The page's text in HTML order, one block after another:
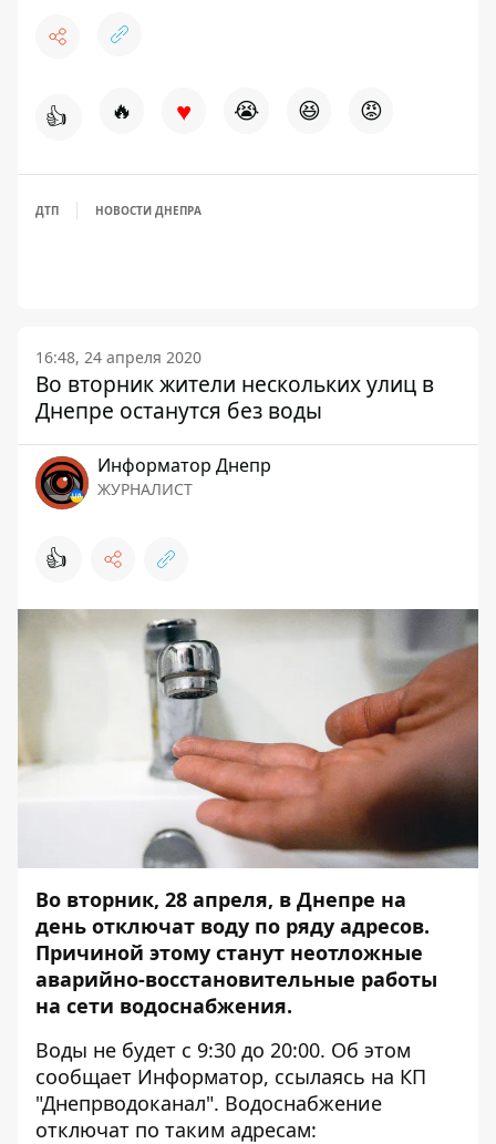
👍 🔥 ♥ 😭 😆 😡
ДТП НОВОСТИ ДНЕПРА
16:48, 24 апреля 2020
Во вторник жители нескольких улиц в
Днепре останутся без воды
Информатор Днепр
ЖУРНАЛИСТ
👍
Во вторник, 28 апреля, в Днепре на
день отключат воду по ряду адресов.
Причиной этому станут неотложные
аварийно-восстановительные работы
на сети водоснабжения.
Воды не будет с 9:30 до 20:00. Об этом
сообщает Информатор, ссылаясь на КП
"Днепрводоканал". Водоснабжение
отключат по таким адресам: